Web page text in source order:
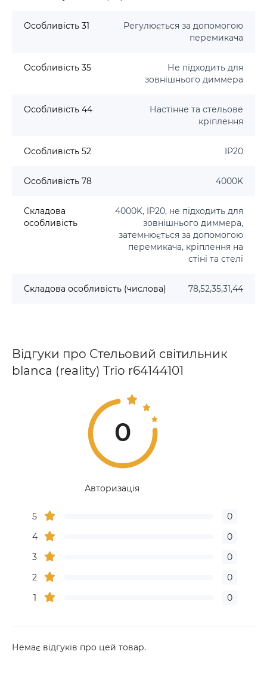
Особливість 31
Регулюється за допомогою
перемикача
Особливість 35
Не підходить для
зовнішнього диммера
Особливість 44
Настінне та стельове
кріплення
Особливість 52 IP20
Особливість 78 4000K
Складова
особливість
4000K, IP20, не підходить для
зовнішнього диммера,
затемнюється за допомогою
перемикача, кріплення на
стіні та стелі
Складова особливість (числова) 78,52,35,31,44
Відгуки про Стельовий світильник
blanca (reality) Trio r64144101
0
Авторизація
5
0
4
0
3
0
2
0
1
0
Немає відгуків про цей товар.